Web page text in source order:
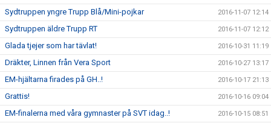
Sydtruppen yngre Trupp Blå/Mini-pojkar 2016-11-07 12:14
Sydtruppen äldre Trupp RT 2016-11-07 12:12
Glada tjejer som har tävlat! 2016-10-31 11:19
Dräkter, Linnen från Vera Sport 2016-10-27 13:17
EM-hjältarna firades på GH..! 2016-10-17 21:13
Grattis! 2016-10-16 09:04
EM-finalerna med våra gymnaster på SVT idag..! 2016-10-15 08:51